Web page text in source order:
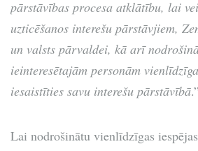
pārstāvības procesa atklātību, lai
uzticēšanos interešu pārstāvjiem,
un valsts pārvaldei, kā arī
ieinteresētajām personām
iesaistīties savu interešu pārstāvībā.”
Lai nodrošinātu vienlīdzīgas